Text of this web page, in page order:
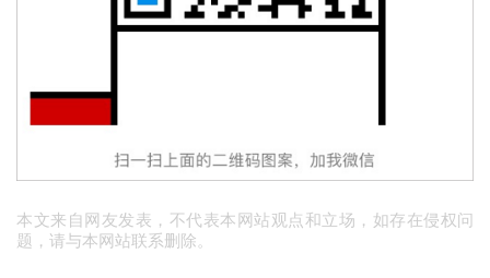
本文来自网友发表，不代表本网站观点和立场，如存在侵权问
题，请与本网站联系删除。